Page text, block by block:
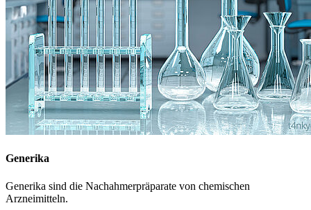
Generika
Generika sind die Nachahmerpräparate von chemischen
Arzneimitteln.